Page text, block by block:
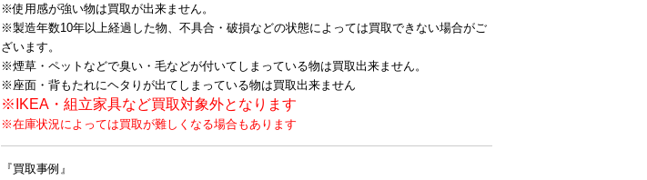
※使用感が強い物は買取が出来ません。
※製造年数10年以上経過した物、不具合・破損などの状態によっては買取できない場合がご
ざいます。
※煙草・ペットなどで臭い・毛などが付いてしまっている物は買取出来ません。
※座面・背もたれにヘタりが出てしまっている物は買取出来ません
※IKEA・組立家具など買取対象外となります
※在庫状況によっては買取が難しくなる場合もあります
『買取事例』